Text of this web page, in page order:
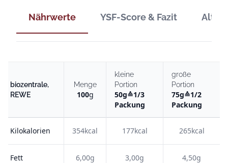
Nährwerte YSF-Score & Fazit
biozentrale,
REWE
Menge
100g
kleine
Portion
50g≙1/3
Packung
große
Portion
75g≙1/2
Packung
Kilokalorien 354kcal 177kcal 265kcal
Fett 6,00g 3,00g 4,50g